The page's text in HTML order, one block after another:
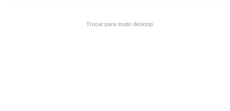
Trocar para modo desktop